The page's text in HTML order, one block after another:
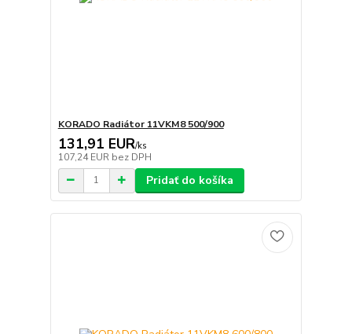
KORADO Radiátor 11VKM8 500/900
131,91 EUR/ks
107,24 EUR bez DPH
Pridať do košíka